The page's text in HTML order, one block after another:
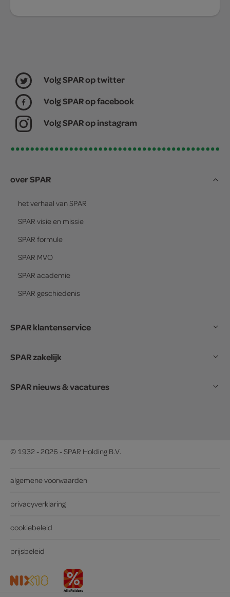
Volg SPAR op twitter
Volg SPAR op facebook
Volg SPAR op instagram
over SPAR
het verhaal van SPAR
SPAR visie en missie
SPAR formule
SPAR MVO
SPAR academie
SPAR geschiedenis
SPAR klantenservice
SPAR zakelijk
SPAR nieuws & vacatures
© 1932 - 2026 - SPAR Holding B.V.
algemene voorwaarden
privacyverklaring
cookiebeleid
prijsbeleid